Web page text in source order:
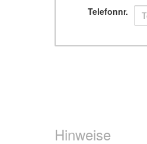
Telefonnr.
Hinweise